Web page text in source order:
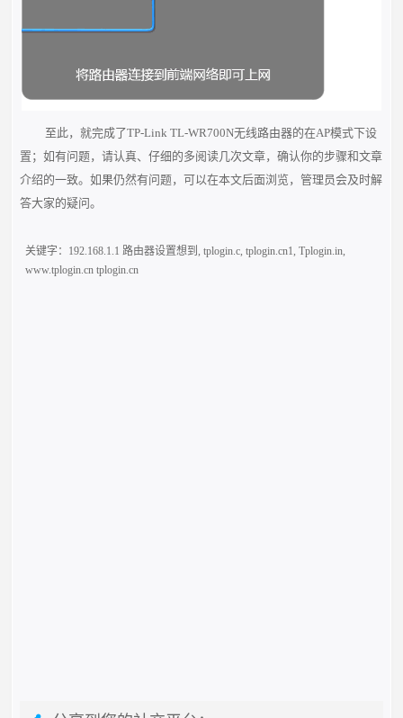
至此，就完成了TP-Link TL-WR700N无线路由器的在AP模式下设
置；如有问题，请认真、仔细的多阅读几次文章，确认你的步骤和文章
介绍的一致。如果仍然有问题，可以在本文后面浏览，管理员会及时解
答大家的疑问。
关键字： 192.168.1.1 路由器设置想到 ,tplogin.c ,tplogin.cn1 ,Tplogin.in
www.tplogin.cn tplogin.cn